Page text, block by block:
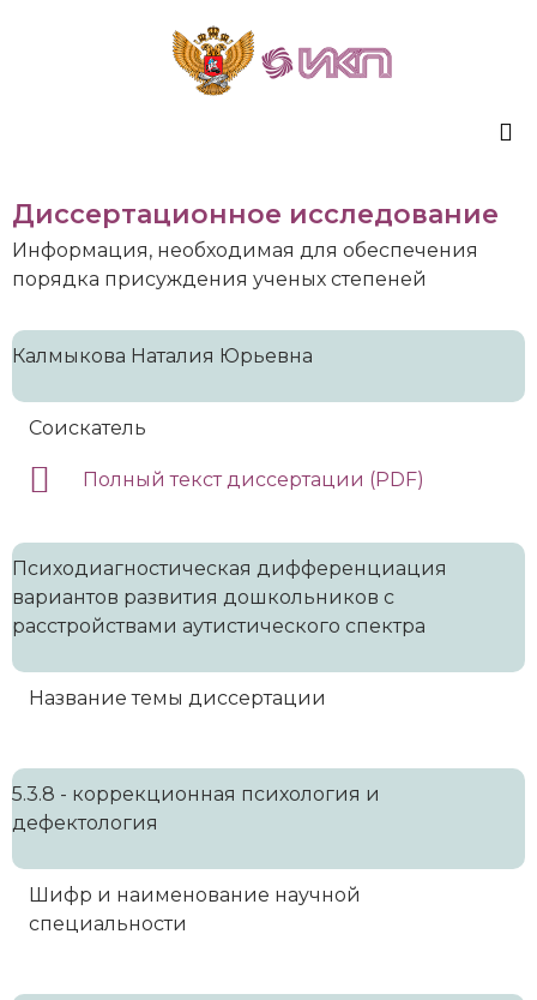
Диссертационное исследование
Информация, необходимая для обеспечения
порядка присуждения ученых степеней
Калмыкова Наталия Юрьевна
Соискатель
Полный текст диссертации (PDF)
Психодиагностическая дифференциация
вариантов развития дошкольников с
расстройствами аутистического спектра
Название темы диссертации
5.3.8 - коррекционная психология и
дефектология
Шифр и наименование научной
специальности